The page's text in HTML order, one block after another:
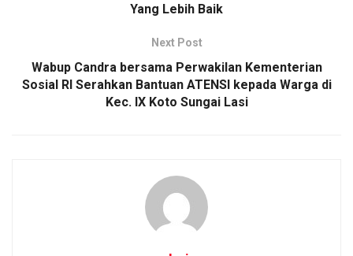
Yang Lebih Baik
Next Post
Wabup Candra bersama Perwakilan Kementerian
Sosial RI Serahkan Bantuan ATENSI kepada Warga di
Kec. IX Koto Sungai Lasi